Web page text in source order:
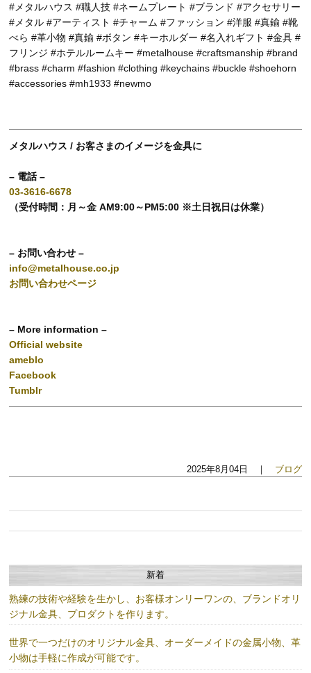
#メタルハウス #職人技 #ネームプレート #ブランド #アクセサリー
#メタル #アーティスト #チャーム #ファッション #洋服 #真鍮 #靴
べら #革小物 #真鍮 #ボタン #キーホルダー #名入れギフト #金具 #
フリンジ #ホテルルームキー #metalhouse #craftsmanship #brand
#brass #charm #fashion #clothing #keychains #buckle #shoehorn
#accessories #mh1933 #newmo
メタルハウス / お客さまのイメージを金具に
– 電話 –
03-3616-6678
（受付時間：月～金 AM9:00～PM5:00 ※土日祝日は休業）
– お問い合わせ –
info@metalhouse.co.jp
お問い合わせページ
– More information –
Official website
ameblo
Facebook
Tumblr
2025年8月04日 ｜ ブログ
新着
熟練の技術や経験を生かし、お客様オンリーワンの、ブランドオリ
ジナル金具、プロダクトを作ります。
世界で一つだけのオリジナル金具、オーダーメイドの金属小物、革
小物は手軽に作成が可能です。